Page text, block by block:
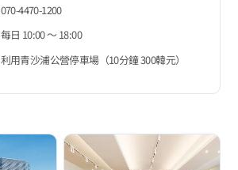
070-4470-1200
每日 10:00 ～ 18:00
利用青沙浦公營停車場（10分鐘 300韓元）